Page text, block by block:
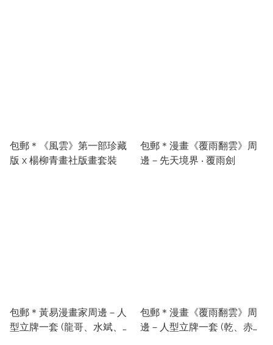
包郵＊《風雲》第一部珍藏
版 x 楊柳青畫社版畫套裝
包郵＊漫畫《覆雨翻雲》周
邊－先天境界 ‧ 覆雨劍
包郵＊黃易漫畫家周邊－人
型立牌一套 (龍哥、水斌、志
包郵＊漫畫《覆雨翻雲》周
邊－人型立牌一套 (乾、赤、